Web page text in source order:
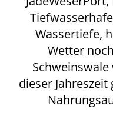
Wassertiefe,
Wetter
dieser